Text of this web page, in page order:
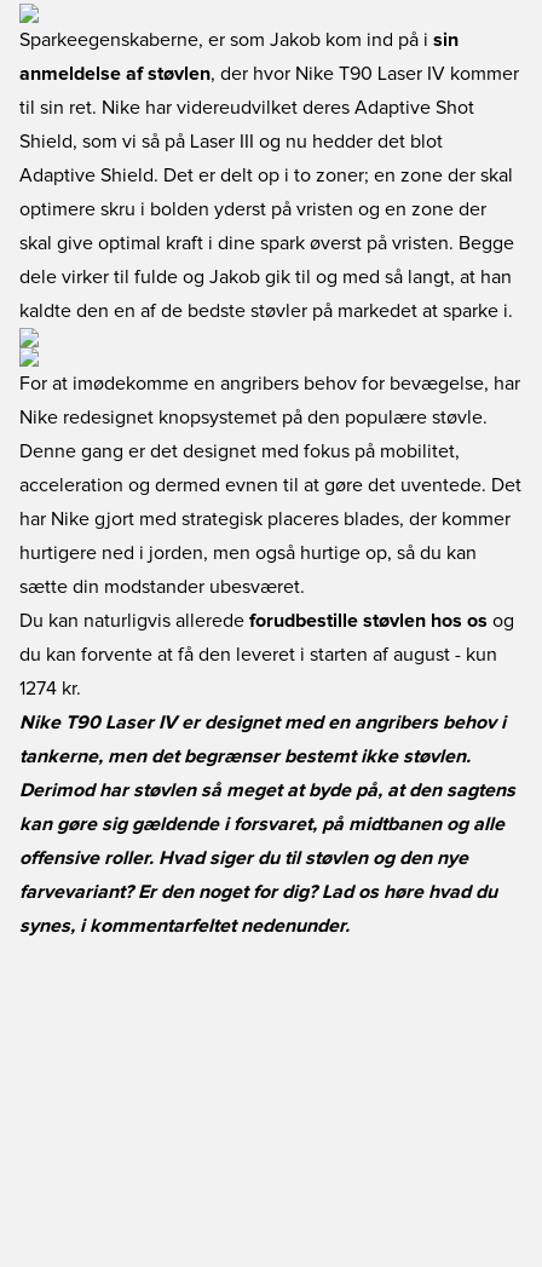
Sparkeegenskaberne, er som Jakob kom ind på i sin
anmeldelse af støvlen, der hvor Nike T90 Laser IV kommer
til sin ret. Nike har videreudvilket deres Adaptive Shot
Shield, som vi så på Laser III og nu hedder det blot
Adaptive Shield. Det er delt op i to zoner; en zone der skal
optimere skru i bolden yderst på vristen og en zone der
skal give optimal kraft i dine spark øverst på vristen. Begge
dele virker til fulde og Jakob gik til og med så langt, at han
kaldte den en af de bedste støvler på markedet at sparke i.
For at imødekomme en angribers behov for bevægelse, har
Nike redesignet knopsystemet på den populære støvle.
Denne gang er det designet med fokus på mobilitet,
acceleration og dermed evnen til at gøre det uventede. Det
har Nike gjort med strategisk placeres blades, der kommer
hurtigere ned i jorden, men også hurtige op, så du kan
sætte din modstander ubesværet.
Du kan naturligvis allerede forudbestille støvlen hos os og
du kan forvente at få den leveret i starten af august - kun
1274 kr.
Nike T90 Laser IV er designet med en angribers behov i
tankerne, men det begrænser bestemt ikke støvlen.
Derimod har støvlen så meget at byde på, at den sagtens
kan gøre sig gældende i forsvaret, på midtbanen og alle
offensive roller. Hvad siger du til støvlen og den nye
farvevariant? Er den noget for dig? Lad os høre hvad du
synes, i kommentarfeltet nedenunder.